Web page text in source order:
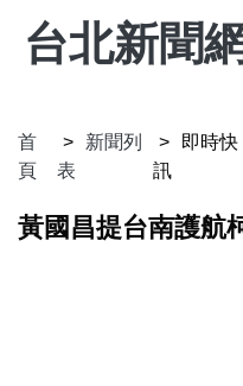
台北新聞網
首
頁
新聞列
表
即時快
訊
黃國昌提台南護航